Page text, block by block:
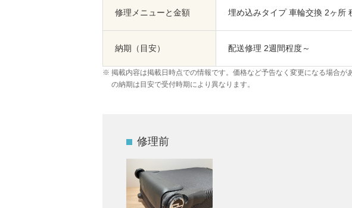
修理メニューと金額 埋め込みタイプ 車輪交換 2ヶ所
納期（目安） 配送修理 2週間程度～
掲載内容は掲載日時点での情報です。価格など予告なく変更になる場合
の納期は目安で受付時期により異なります。
修理前